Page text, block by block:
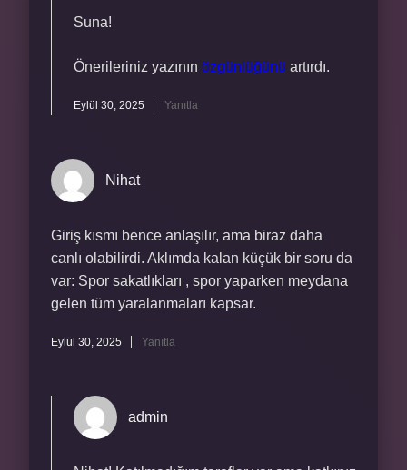
Suna!
Önerileriniz yazının özgünlüğünü artırdı.
Eylül 30, 2025 Yanıtla
Nihat
Giriş kısmı bence anlaşılır, ama biraz daha
canlı olabilirdi. Aklımda kalan küçük bir soru da
var: Spor sakatlıkları , spor yaparken meydana
gelen tüm yaralanmaları kapsar.
Eylül 30, 2025 Yanıtla
admin